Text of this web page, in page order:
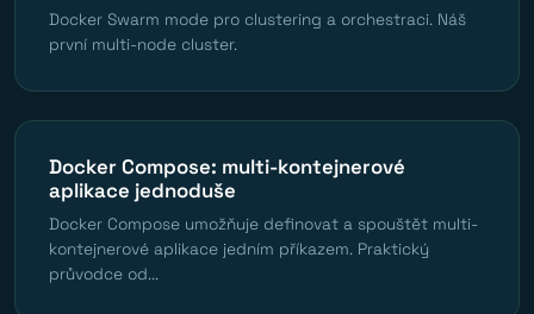
Docker Swarm mode pro clustering a orchestraci. Náš
první multi-node cluster.
Docker Compose: multi-kontejnerové
aplikace jednoduše
Docker Compose umožňuje definovat a spouštět multi-
kontejnerové aplikace jedním příkazem. Praktický
průvodce od...